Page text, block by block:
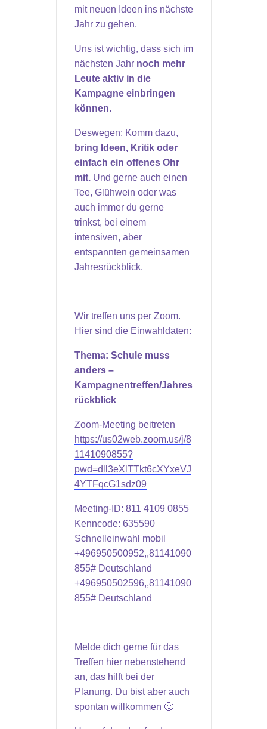
mit neuen Ideen ins nächste
Jahr zu gehen.
Uns ist wichtig, dass sich im
nächsten Jahr noch mehr
Leute aktiv in die
Kampagne einbringen
können.
Deswegen: Komm dazu,
bring Ideen, Kritik oder
einfach ein offenes Ohr
mit.Und gerne auch einen
Tee, Glühwein oder was
auch immer du gerne
trinkst, bei einem
intensiven, aber
entspannten gemeinsamen
Jahresrückblick.
Wir treffen uns per Zoom.
Hier sind die Einwahldaten:
Thema: Schule muss
anders –
Kampagnentreffen/Jahres
rückblick
Zoom-Meeting beitreten
https://us02web.zoom.us/j/8
1141090855?
pwd=dll3eXlTTkt6cXYxeVJ
4YTFqcG1sdz09
Meeting-ID: 811 4109 0855
Kenncode: 635590
Schnelleinwahl mobil
+496950500952,,81141090
855# Deutschland
+496950502596,,81141090
855# Deutschland
Melde dich gerne für das
Treffen hier nebenstehend
an, das hilft bei der
Planung. Du bist aber auch
spontan willkommen 🙂